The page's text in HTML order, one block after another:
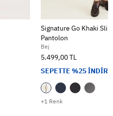
+1 Renk
Signature Go Khaki
Pantolon
Bej
5.499,00 TL
SEPETTE %25